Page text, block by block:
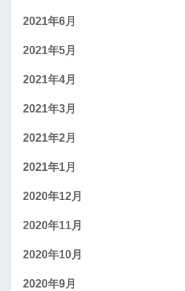
2021年6月
2021年5月
2021年4月
2021年3月
2021年2月
2021年1月
2020年12月
2020年11月
2020年10月
2020年9月